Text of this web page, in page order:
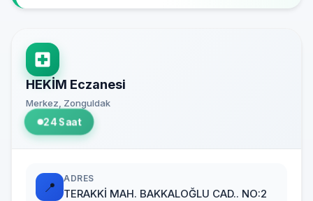
HEKİM Eczanesi
Merkez, Zonguldak
24 Saat
📍
ADRES
TERAKKİ MAH. BAKKALOĞLU CAD.. NO:2